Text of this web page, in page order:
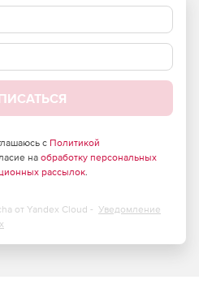
системами под управлением
через Интернет
за пределами
файлов и общий доступ
в ходе сеансов
и настройка удаленных
с Политикой
на обработку персональных
рассылок.
от Yandex Cloud - Уведомление